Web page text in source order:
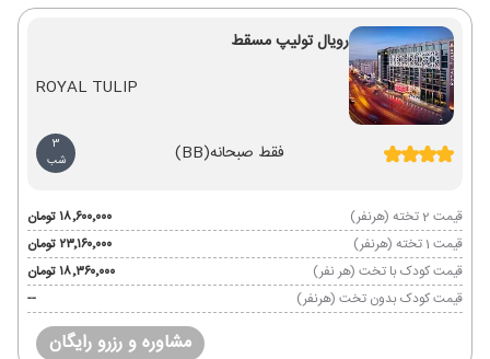
رویال تولیپ مسقط
ROYAL TULIP
فقط صبحانه(BB)
3
شب
قیمت 2 تخته (هرنفر)
۱۸٬۶۰۰٬۰۰۰ تومان
قیمت 1 تخته (هرنفر)
۲۳٬۱۶۰٬۰۰۰ تومان
قیمت کودک با تخت (هر نفر)
۱۸٬۳۶۰٬۰۰۰ تومان
قیمت کودک بدون تخت (هرنفر)
--
مشاوره و رزرو رایگان